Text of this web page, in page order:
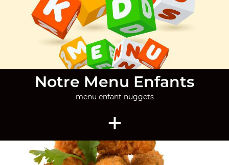
Notre Menu Enfants
menu enfant nuggets
+